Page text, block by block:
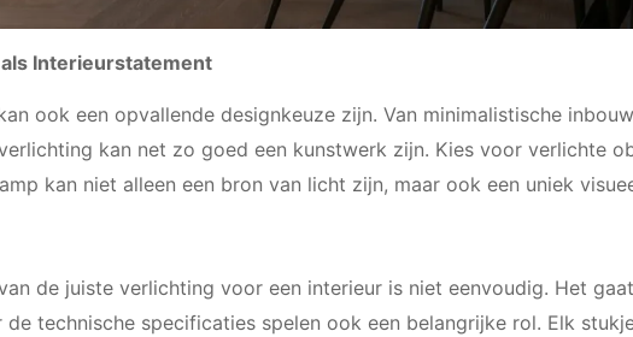
Interieurstatement
ook een opvallende designkeuze zijn. Van minimalistische
kan net zo goed een kunstwerk zijn. Kies voor verlichte
kan niet alleen een bron van licht zijn, maar ook een uniek
de juiste verlichting voor een interieur is niet eenvoudig. Het
de technische specificaties spelen ook een belangrijke rol. Elk